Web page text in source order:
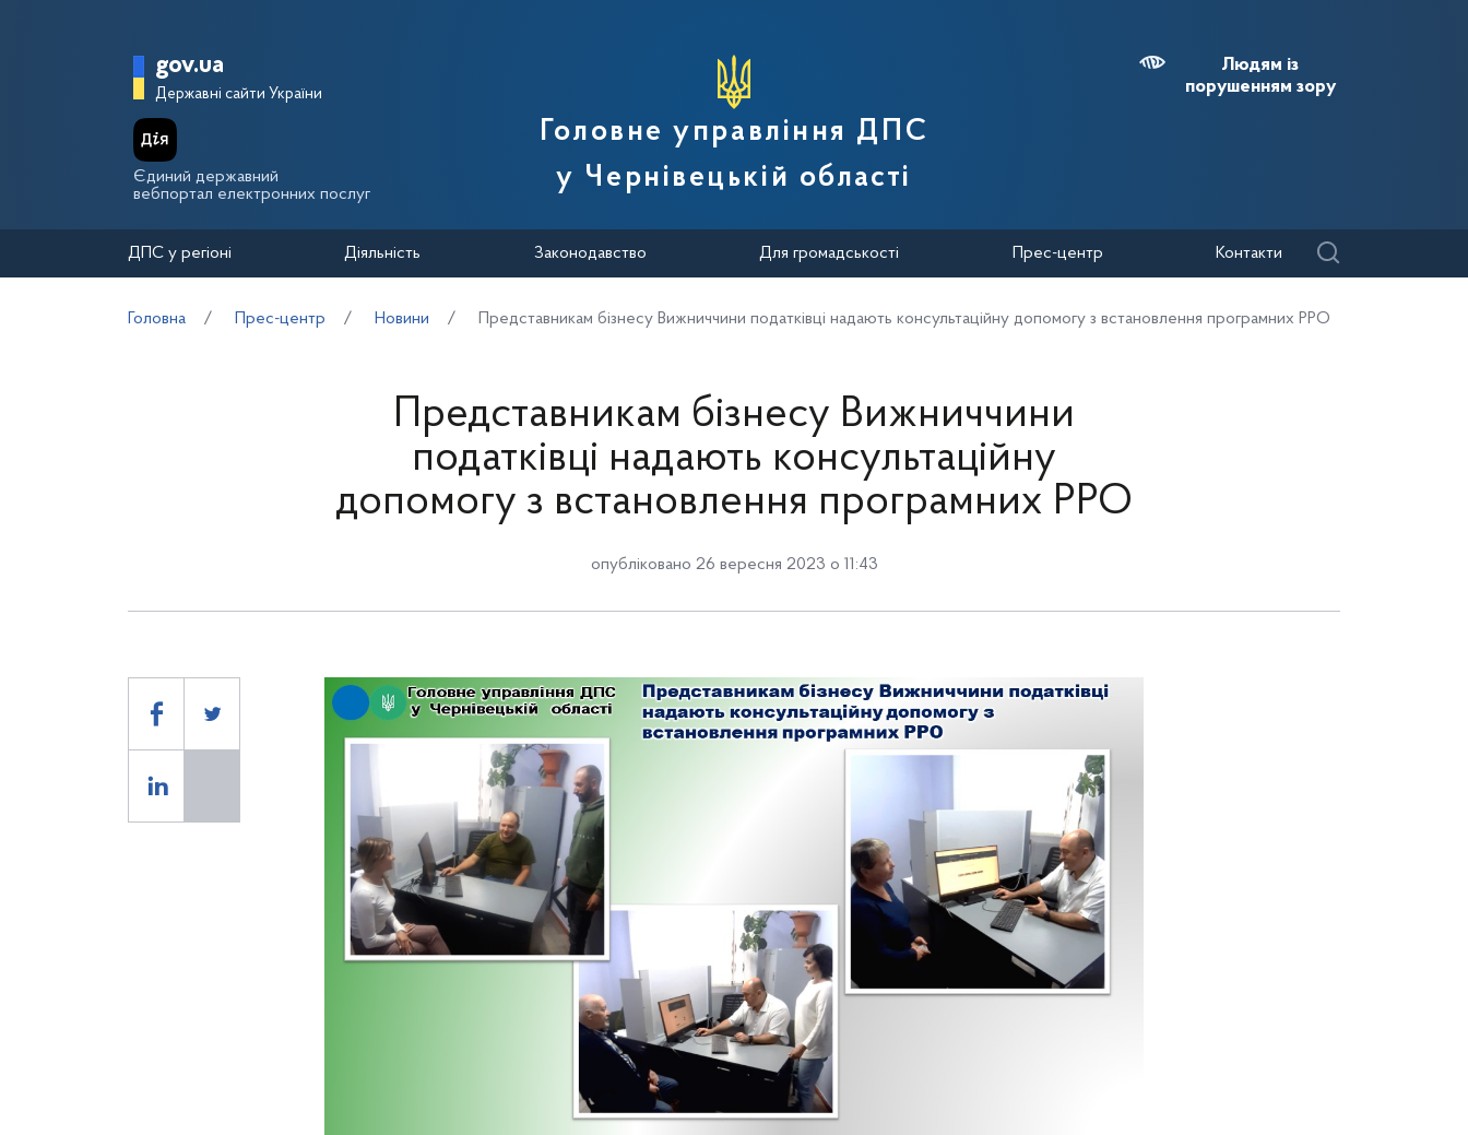
Головна сторінка Державної податкової служби України
gov.ua
Державні сайти України
Єдиний державний
вебпортал електронних послуг
Головне управління ДПС
у Чернівецькій області
Людям із
порушенням зору
ДПС у регіоні Діяльність Законодавство Для громадськості Прес-центр Контакти
Головна Прес-центр Новини Представникам бізнесу Вижниччини податківці надають консультаційну допомогу з встановлення програмних РРО
Представникам бізнесу Вижниччини
податківці надають консультаційну
допомогу з встановлення програмних РРО
опубліковано 26 вересня 2023 о 11:43